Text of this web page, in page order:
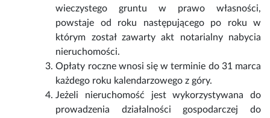
wieczystego gruntu w prawo własności,
powstaje od roku następującego po roku w
którym został zawarty akt notarialny nabycia
nieruchomości.
Opłaty roczne wnosi się w terminie do 31 marca
każdego roku kalendarzowego z góry.
Jeżeli nieruchomość jest wykorzystywana do
prowadzenia działalności gospodarczej do